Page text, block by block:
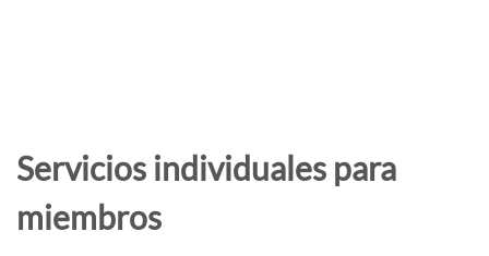
Servicios individuales para
miembros